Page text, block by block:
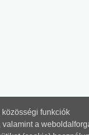
közösségi funkciók
valamint a